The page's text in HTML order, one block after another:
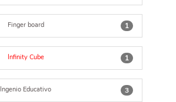
1
Finger board
1
Infinity Cube
3
Ingenio Educativo